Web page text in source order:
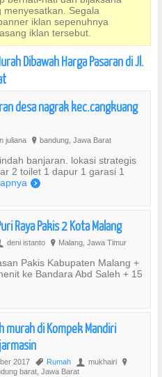
Segala
iklan sepenuhnya
iklan tersebut.
Dibawah Harga Pasaran di Jl.
desa nagrak kec.cangkuang
juliana ? bandung, Jawa Barat
banjaran. lokasi strategis
2 toilet 1 dapur 1 garasi 1
)
Raya Pakis 2 Kota Malang
deni istanto ? Malang, Jawa Timur
Pakis Kabupaten Malang +
ke Bandara Abd Saleh + 15
murah di Kompek Mandiri
2017 , Rumah U mukhairi ?
barat, Jawa Barat